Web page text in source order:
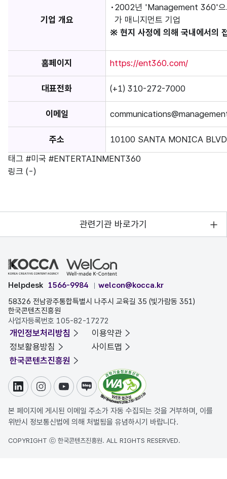
기업 개요
2002년 'Management 360'으
가 매니지먼트 기업
※ 현지 사정에 의해 국내에서의
홈페이지 https://ent360.com/
대표전화 (+1) 310-272-7000
이메일
주소
10100 SANTA MONICA
태그 #미국 #ENTERTAINMENT360
링크 (-)
관련기관 바로가기
Helpdesk 1566-9984
welcon@kocca.kr
58326 전남광주통합특별시 나주시 교육길 35 (빛가람동 351)
한국콘텐츠진흥원
사업자등록번호 105-82-17272
개인정보처리방침
이용약관
정보활용방침
사이트맵
한국콘텐츠진흥원
링크드인인스타그램
유튜브블로그
본 페이지에 게시된 이메일 주소가 자동 수집되는 것을 거부하며, 이를
위반시 정보통신법에 의해 처벌됨을 유념하시기 바랍니다.
COPYRIGHT ⓒ 한국콘텐츠진흥원. ALL RIGHTS RESERVED.